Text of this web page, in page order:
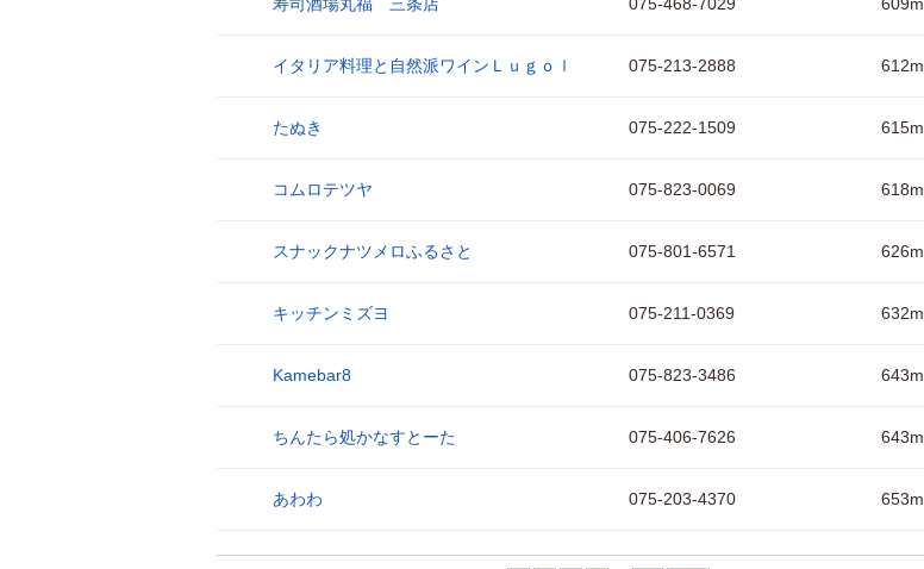
イタリア料理と自然派ワインＬｕｇｏｌ 075-213-2888 612m
たぬき 075-222-1509 615m
コムロテツヤ 075-823-0069 618m
スナックナツメロふるさと 075-801-6571 626m
キッチンミズヨ 075-211-0369 632m
Kamebar8 075-823-3486 643m
ちんたら処かなすとーた 075-406-7626 643m
あわわ 075-203-4370 653m